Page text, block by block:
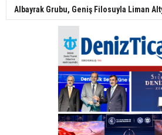
Albayrak Grubu, Geniş Filosuyla Liman